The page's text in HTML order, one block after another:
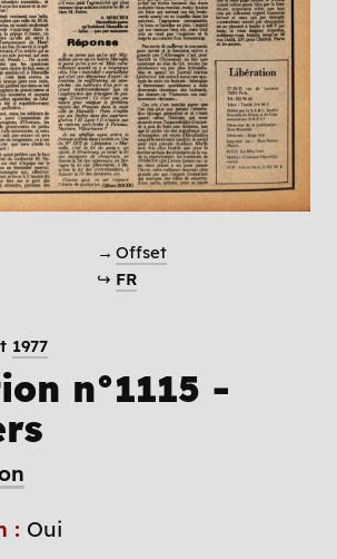
→ Offset
↪ FR
1977
n°1115 -
: Oui